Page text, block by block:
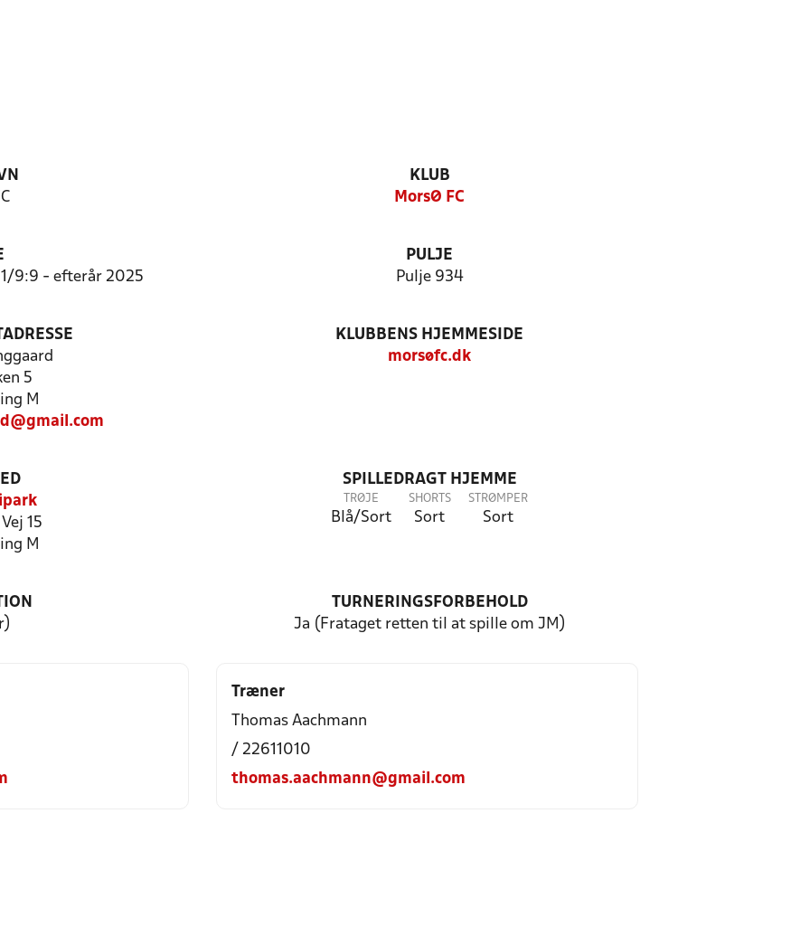
KLUB
MorsØ FC
9:9 - efterår 2025
PULJE
Pulje 934
5
M
KLUBBENS HJEMMESIDE
morsøfc.dk
15
M
SPILLEDRAGT HJEMME
TRØJE
Blå/Sort
SHORTS
Sort
STRØMPER
Sort
TURNERINGSFORBEHOLD
Ja (Frataget retten til at spille om JM)
Træner
Thomas Aachmann
/ 22611010
thomas.aachmann@gmail.com